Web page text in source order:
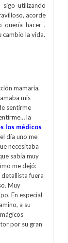
sigo utilizando
acorde
quería hacer ,
cambio la vida.
mamaria,
mis
sentirme
la
los médicos
día uno me
necesitaba
sabía muy
me dejó:
detallista fuera
Muy
En especial
a su
por su gran